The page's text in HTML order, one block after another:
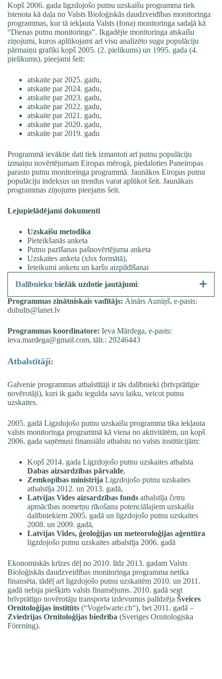
Kopš 2006. gada ligzdojošo putnu uzskaišu programma tiek
īstenota kā daļa no Valsts Bioloģiskās daudzveidības monitoringa
programmas, kur tā iekļauta Valsts (fona) monitoringa sadaļā kā
“Dienas putnu monitorings”. Ikgadējie monitoringa atskaišu
ziņojumi, kuros aplūkojami arī visu analizēto sugu populāciju
pārmaiņu grafiki kopš 2005. (2. pielikums) un 1995. gada (4.
pielikums), pieejami šeit:
atskaite par 2025. gadu,
atskaite par 2024. gadu,
atskaite par 2023. gadu,
atskaite par 2022. gadu,
atskaite par 2021. gadu,
atskaite par 2020. gadu,
atskaite par 2019. gadu
Programmā ievāktie dati tiek izmantoti arī putnu populāciju
izmaiņu novērtējumam Eiropas mērogā, piedaloties Paneiropas
parasto putnu monitoringa programmā. Jaunākos Eiropas putnu
populāciju indeksus un trendus varat aplūkot šeit. Jaunākais
programmas ziņojums pieejams šeit.
Lejupielādējami dokumenti
Uzskaišu metodika
Pieteikšanās anketa
Putnu pazīšanas pašnovērtējuma anketa
Uzskaites anketa (xlsx formātā),
Ieteikumi anketu un karšu aizpildīšanai
Dalībnieku biežāk uzdotie jautājumi:
Programmas zinātniskais vadītājs: Ainārs Auniņš, e-pasts:
dubults@lanet.lv
Programmas koordinatore: Ieva Mārdega, e-pasts:
ieva.mardega@gmail.com, tālr.: 29246443
Atbalstītāji:
Galvenie programmas atbalstītāji ir tās dalībnieki (brīvprātīgie
novērotāji), kuri ik gadu iegulda savu laiku, veicot putnu
uzskaites.
2005. gadā Ligzdojošo putnu uzskaišu programma tika iekļauta
valsts monitoringa programmā kā viena no aktivitātēm, un kopš
2006. gada saņēmusi finansiālu atbalstu no valsts institūcijām:
Kopš 2014. gada Ligzdojošo putnu uzskaites atbalsta
Dabas aizsardzības pārvalde,
Zemkopības ministrija Ligzdojošo putnu uzskaites
atbalstīja 2012. un 2013. gadā,
Latvijas Vides aizsardzības fonds atbalstīja četru
apmācības nometņu rīkošanu potenciālajiem uzskaišu
dalībniekiem 2005. gadā un ligzdojošo putnu uzskaites
2008. un 2009. gadā,
Latvijas Vides, ģeoloģijas un meteoroloģijas aģentūra
ligzdojošo putnu uzskaites atbalstīja 2006. gadā
Ekonomiskās krīzes dēļ no 2010. līdz 2013. gadam Valsts
Bioloģiskās daudzveidības monitoringa programma netika
finansēta, tādēļ arī ligzdojošo putnu uzskaitēm 2010. un 2011.
gadā nebija piešķirts valsts finansējums. 2010. gadā segt
brīvprātīgo novērotāju transporta izdevumus palīdzēja Šveices
Ornitoloģijas institūts (“Vogelwarte.ch“), bet 2011. gadā –
Zviedrijas Ornitoloģijas biedrība (Sveriges Ornitologiska
Förening).